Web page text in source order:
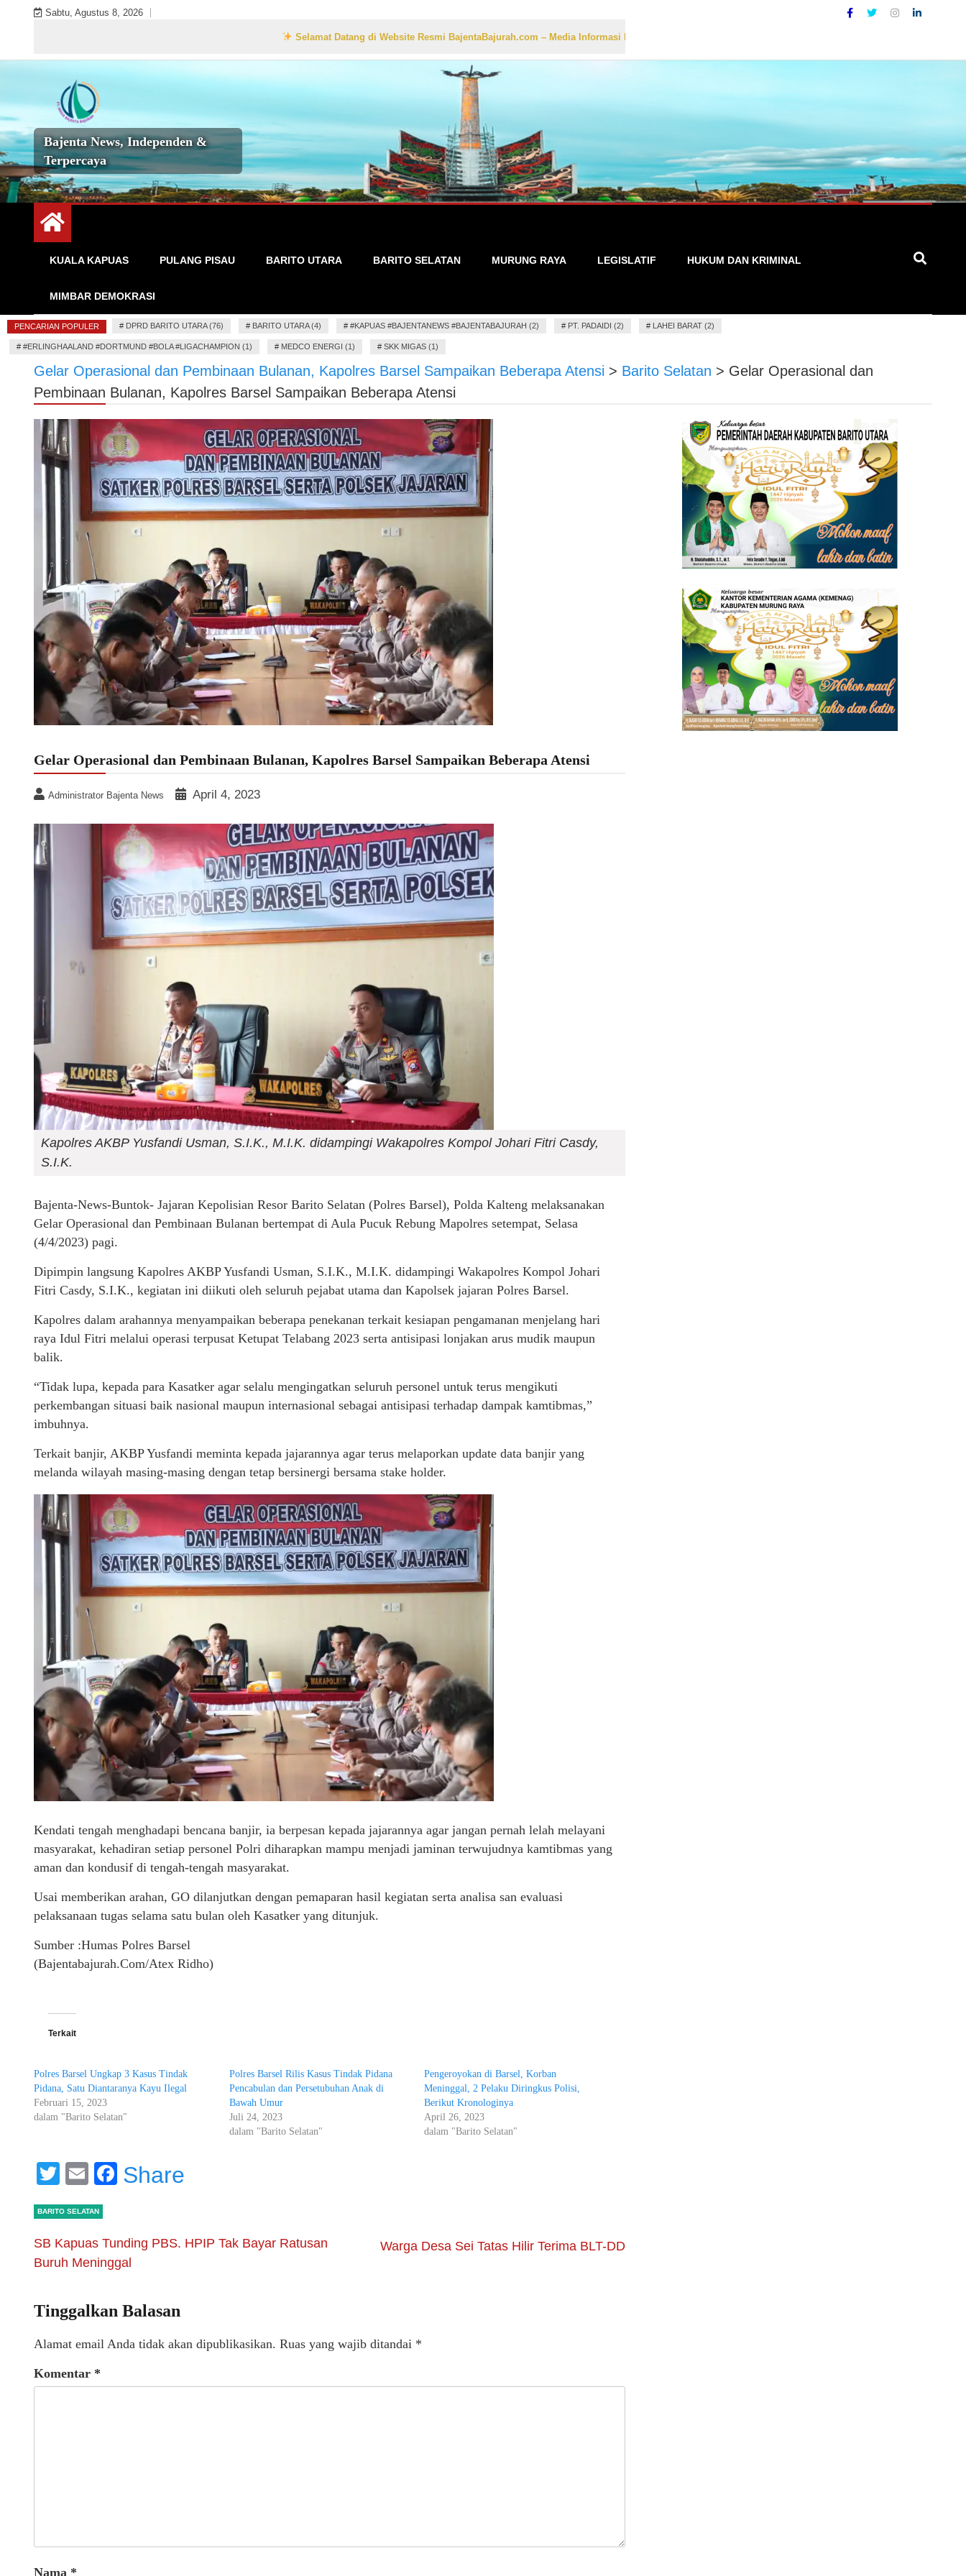
Sabtu, Agustus 8, 2026
Selamat Datang di Website Resmi BajentaBajurah.com – Media Informasi Lokal yang Akurat, Cepat, dan Terpercaya
Bajenta News, Independen &
Terpercaya
KUALA KAPUAS PULANG PISAU BARITO UTARA BARITO SELATAN MURUNG RAYA LEGISLATIF HUKUM DAN KRIMINAL
MIMBAR DEMOKRASI
PENCARIAN POPULER # DPRD BARITO UTARA (76) # BARITO UTARA (4) # #KAPUAS #BAJENTANEWS #BAJENTABAJURAH (2) # PT. PADAIDI (2) # LAHEI BARAT (2)
# #ERLINGHAALAND #DORTMUND #BOLA #LIGACHAMPION (1) # MEDCO ENERGI (1) # SKK MIGAS (1)
Gelar Operasional dan Pembinaan Bulanan, Kapolres Barsel Sampaikan Beberapa Atensi > Barito Selatan > Gelar Operasional dan
Pembinaan Bulanan, Kapolres Barsel Sampaikan Beberapa Atensi
Gelar Operasional dan Pembinaan Bulanan, Kapolres Barsel Sampaikan Beberapa Atensi
Administrator Bajenta News April 4, 2023
Kapolres AKBP Yusfandi Usman, S.I.K., M.I.K. didampingi Wakapolres Kompol Johari Fitri Casdy,
S.I.K.
Bajenta-News-Buntok- Jajaran Kepolisian Resor Barito Selatan (Polres Barsel), Polda Kalteng melaksanakan
Gelar Operasional dan Pembinaan Bulanan bertempat di Aula Pucuk Rebung Mapolres setempat, Selasa
(4/4/2023) pagi.
Dipimpin langsung Kapolres AKBP Yusfandi Usman, S.I.K., M.I.K. didampingi Wakapolres Kompol Johari
Fitri Casdy, S.I.K., kegiatan ini diikuti oleh seluruh pejabat utama dan Kapolsek jajaran Polres Barsel.
Kapolres dalam arahannya menyampaikan beberapa penekanan terkait kesiapan pengamanan menjelang hari
raya Idul Fitri melalui operasi terpusat Ketupat Telabang 2023 serta antisipasi lonjakan arus mudik maupun
balik.
“Tidak lupa, kepada para Kasatker agar selalu mengingatkan seluruh personel untuk terus mengikuti
perkembangan situasi baik nasional maupun internasional sebagai antisipasi terhadap dampak kamtibmas,”
imbuhnya.
Terkait banjir, AKBP Yusfandi meminta kepada jajarannya agar terus melaporkan update data banjir yang
melanda wilayah masing-masing dengan tetap bersinergi bersama stake holder.
Kendati tengah menghadapi bencana banjir, ia berpesan kepada jajarannya agar jangan pernah lelah melayani
masyarakat, kehadiran setiap personel Polri diharapkan mampu menjadi jaminan terwujudnya kamtibmas yang
aman dan kondusif di tengah-tengah masyarakat.
Usai memberikan arahan, GO dilanjutkan dengan pemaparan hasil kegiatan serta analisa san evaluasi
pelaksanaan tugas selama satu bulan oleh Kasatker yang ditunjuk.
Sumber :Humas Polres Barsel
(Bajentabajurah.Com/Atex Ridho)
Terkait
Polres Barsel Ungkap 3 Kasus Tindak
Pidana, Satu Diantaranya Kayu Ilegal
Februari 15, 2023
dalam "Barito Selatan"
Polres Barsel Rilis Kasus Tindak Pidana
Pencabulan dan Persetubuhan Anak di
Bawah Umur
Juli 24, 2023
dalam "Barito Selatan"
Pengeroyokan di Barsel, Korban
Meninggal, 2 Pelaku Diringkus Polisi,
Berikut Kronologinya
April 26, 2023
dalam "Barito Selatan"
Twitter
EmailFacebook
Share
BARITO SELATAN
SB Kapuas Tunding PBS. HPIP Tak Bayar Ratusan
Buruh Meninggal
Warga Desa Sei Tatas Hilir Terima BLT-DD
Tinggalkan Balasan
Alamat email Anda tidak akan dipublikasikan. Ruas yang wajib ditandai *
Komentar *
Nama *